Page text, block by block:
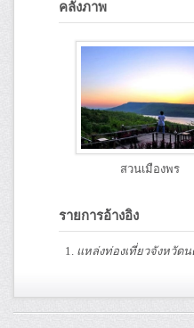
คลังภาพ
สวนเมืองพร
รายการอ้างอิง
แหล่งท่องเที่ยวจังหวัด